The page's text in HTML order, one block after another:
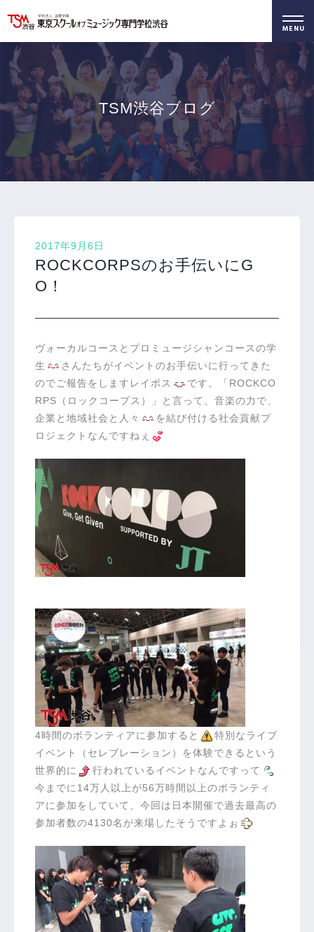
学科・専攻 資料請求 オープンキャンパス
TSM渋谷ブログ
2017年9月6日
ROCKCORPSのお手伝いにG
O！
ヴォーカルコースとプロミュージシャンコースの学
生
さんたちがイベントのお手伝いに行ってきた
のでご報告をしますレイボス
です。「ROCKCO
RPS（ロックコープス）」と言って、音楽の力で、
企業と地域社会と人々
を結び付ける社会貢献プ
ロジェクトなんですねぇ
4時間のボランティアに参加すると
特別なライブ
イベント（セレブレーション）を体験できるという
世界的に
行われているイベントなんですって
今までに14万人以上が56万時間以上のボランティ
アに参加をしていて、今回は日本開催で過去最高の
参加者数の4130名が来場したそうですよぉ